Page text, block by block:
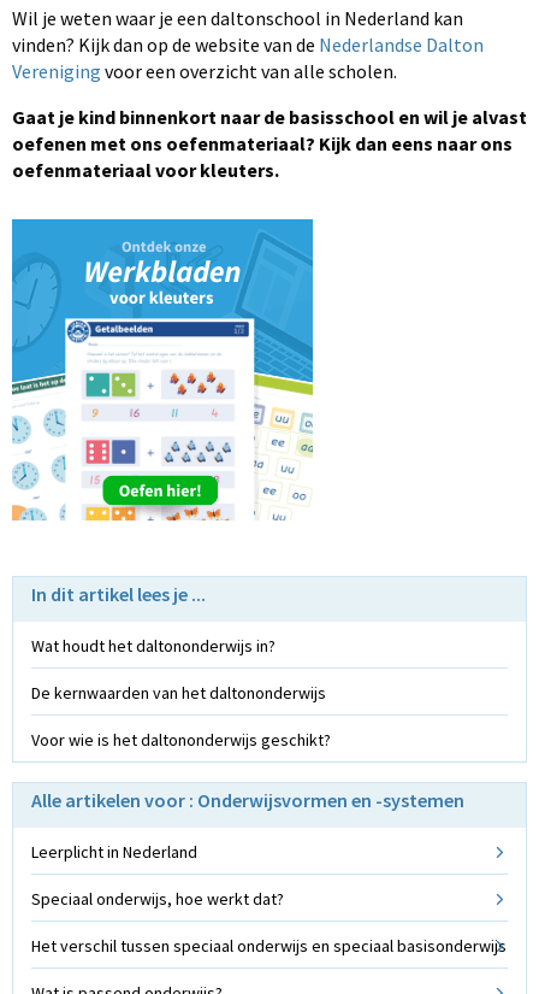
Wil je weten waar je een daltonschool in Nederland kan
vinden? Kijk dan op de website van de Nederlandse Dalton
Vereniging voor een overzicht van alle scholen.
Gaat je kind binnenkort naar de basisschool en wil je alvast
oefenen met ons oefenmateriaal? Kijk dan eens naar ons
oefenmateriaal voor kleuters.
In dit artikel lees je ...
Wat houdt het daltononderwijs in?
De kernwaarden van het daltononderwijs
Voor wie is het daltononderwijs geschikt?
Alle artikelen voor : Onderwijsvormen en -systemen
Leerplicht in Nederland
Speciaal onderwijs, hoe werkt dat?
Het verschil tussen speciaal onderwijs en speciaal basisonderwijs